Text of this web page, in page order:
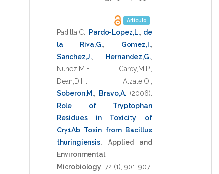
Artículo
Padilla,C. Pardo-Lopez,L., de
la Riva,G.
Gomez,I.
Sanchez,J.
Hernandez,G.
Nunez,M.E.
Carey,M.P.
Dean,D.H.
Alzate,O.
Soberon,M.
Bravo,A. (2006)
Role of Tryptophan
Residues in Toxicity of
Cry1Ab Toxin from Bacillus
thuringiensis.
Applied and
Environmental
Microbiology 72 (1), 901-907.